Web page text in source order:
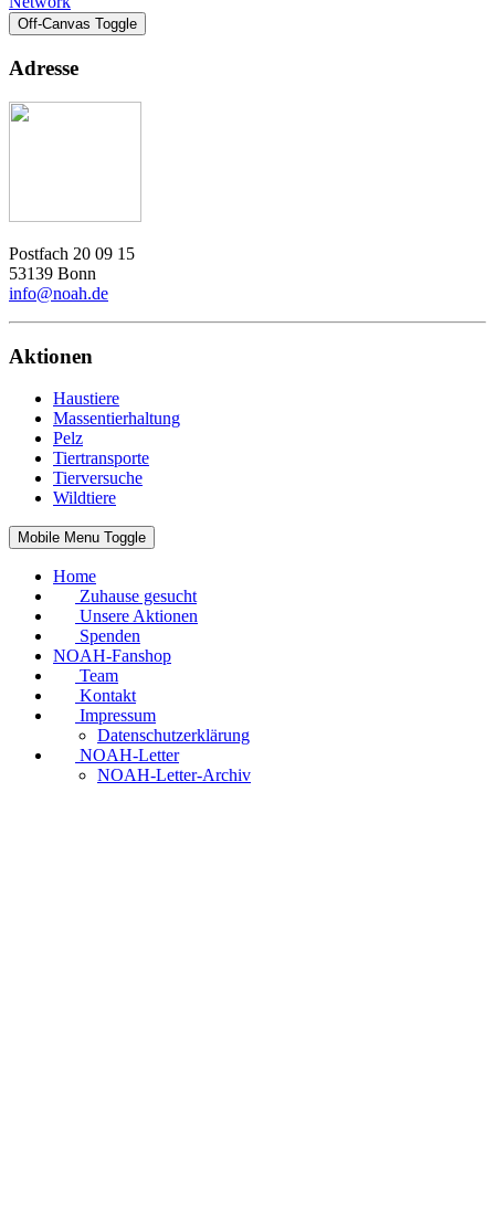
Off-Canvas Toggle
Adresse
Postfach 20 09 15
53139 Bonn
info@noah.de
Aktionen
Haustiere
Massentierhaltung
Pelz
Tiertransporte
Tierversuche
Wildtiere
Mobile Menu Toggle
Home
Zuhause gesucht
Unsere Aktionen
Spenden
NOAH-Fanshop
Team
Kontakt
Impressum
Datenschutzerklärung
NOAH-Letter
NOAH-Letter-Archiv